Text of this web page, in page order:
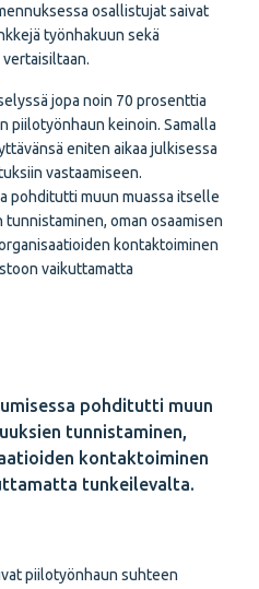
osallistujat saivat
työnhakuun sekä
jopa noin 70 prosenttia
piilotyönhaun keinoin. Samalla
eniten aikaa julkisessa
vastaamiseen.
pohditutti muun muassa itselle
oman osaamisen
kontaktoiminen
vaikuttamatta
pohditutti muun
tunnistaminen,
kontaktoiminen
tunkeilevalta.
piilotyönhaun suhteen